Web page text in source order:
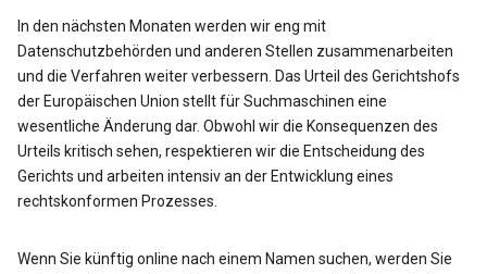
In den nächsten Monaten werden wir eng mit
Datenschutzbehörden und anderen Stellen zusammenarbeiten
und die Verfahren weiter verbessern. Das Urteil des Gerichtshofs
der Europäischen Union stellt für Suchmaschinen eine
wesentliche Änderung dar. Obwohl wir die Konsequenzen des
Urteils kritisch sehen, respektieren wir die Entscheidung des
Gerichts und arbeiten intensiv an der Entwicklung eines
rechtskonformen Prozesses.
Wenn Sie künftig online nach einem Namen suchen, werden Sie